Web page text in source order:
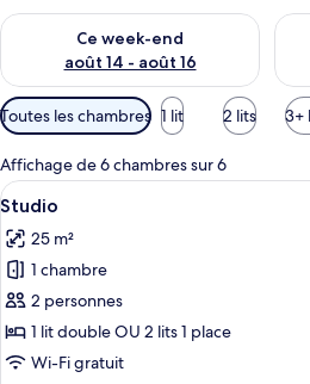
Ce week-end
août 14 - août 16
Vérifier la disponibilité pour ce
Filtres
disponibles
pour
les
chambres
Toutes les chambres 1 lit 2 lits 3+
Affichage de 6 chambres sur 6
Afficher
toutes
les
photos
pour
ce
type
5
Studio
25 m²
1 chambre
2 personnes
1 lit double OU 2 lits 1 place
Wi-Fi gratuit